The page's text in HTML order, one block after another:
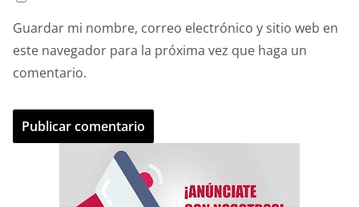
Guardar mi nombre, correo electrónico y sitio web en
este navegador para la próxima vez que haga un
comentario.